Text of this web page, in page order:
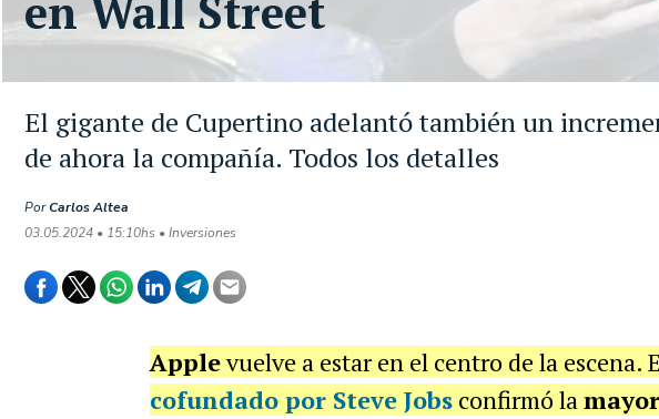
El gigante de Cupertino adelantó también un
de ahora la compañía. Todos los detalles
PorCarlos Altea
03.05.2024 • 15:10hs • Inversiones
Applevuelve a estar en el centro de la escena.
cofundado por Steve Jobsconfirmó la